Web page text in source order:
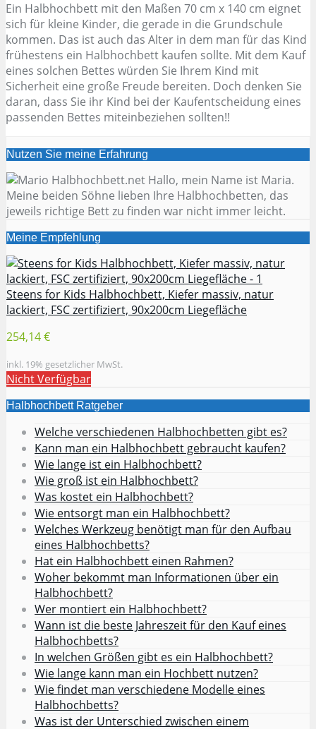
Ein Halbhochbett mit den Maßen 70 cm x 140 cm eignet
sich für kleine Kinder, die gerade in die Grundschule
kommen. Das ist auch das Alter in dem man für das Kind
frühestens ein Halbhochbett kaufen sollte. Mit dem Kauf
eines solchen Bettes würden Sie Ihrem Kind mit
Sicherheit eine große Freude bereiten. Doch denken Sie
daran, dass Sie ihr Kind bei der Kaufentscheidung eines
passenden Bettes miteinbeziehen sollten!!
Nutzen Sie meine Erfahrung
Hallo, mein Name ist Maria.
Meine beiden Söhne lieben Ihre Halbhochbetten, das
jeweils richtige Bett zu finden war nicht immer leicht.
Meine Empfehlung
Steens for Kids Halbhochbett, Kiefer massiv, natur
lackiert, FSC zertifiziert, 90x200cm Liegefläche
254,14 €
inkl. 19% gesetzlicher MwSt.
Nicht Verfügbar
Halbhochbett Ratgeber
Welche verschiedenen Halbhochbetten gibt es?
Kann man ein Halbhochbett gebraucht kaufen?
Wie lange ist ein Halbhochbett?
Wie groß ist ein Halbhochbett?
Was kostet ein Halbhochbett?
Wie entsorgt man ein Halbhochbett?
Welches Werkzeug benötigt man für den Aufbau
eines Halbhochbetts?
Hat ein Halbhochbett einen Rahmen?
Woher bekommt man Informationen über ein
Halbhochbett?
Wer montiert ein Halbhochbett?
Wann ist die beste Jahreszeit für den Kauf eines
Halbhochbetts?
In welchen Größen gibt es ein Halbhochbett?
Wie lange kann man ein Hochbett nutzen?
Wie findet man verschiedene Modelle eines
Halbhochbetts?
Was ist der Unterschied zwischen einem